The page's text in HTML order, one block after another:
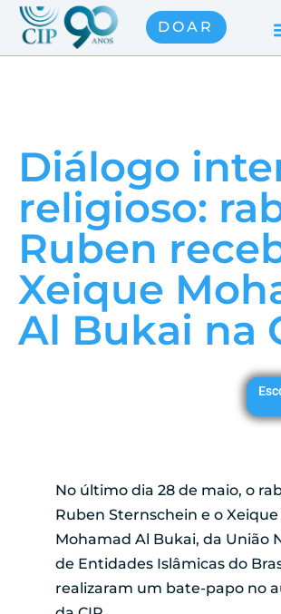
DOAR
Diálogo
religioso:
Ruben
Xeique
Al Bukai na
No último dia 28 de maio, o
Ruben Sternschein e o Xeique
Mohamad Al Bukai, da União
de Entidades Islâmicas do
realizaram um bate-papo no